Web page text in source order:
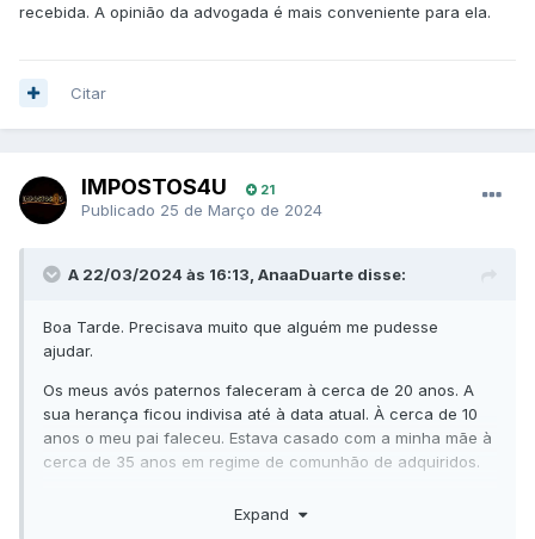
recebida. A opinião da advogada é mais conveniente para ela.
Citar
IMPOSTOS4U 21
Publicado 25 de Março de 2024
A 22/03/2024 às 16:13, AnaaDuarte disse:
Boa Tarde. Precisava muito que alguém me pudesse
ajudar.
Os meus avós paternos faleceram à cerca de 20 anos. A
sua herança ficou indivisa até à data atual. À cerca de 10
anos o meu pai faleceu. Estava casado com a minha mãe à
cerca de 35 anos em regime de comunhão de adquiridos.
meus tios) decidiram fazer as partilhas, coloca-se a
Expand